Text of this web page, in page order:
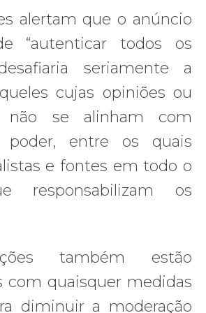
alertam que o anúncio
“autenticar todos os
seriamente a
cujas opiniões ou
não se alinham com
poder, entre os quais
e fontes em todo o
responsabilizam os
também estão
com quaisquer medidas
diminuir a moderação